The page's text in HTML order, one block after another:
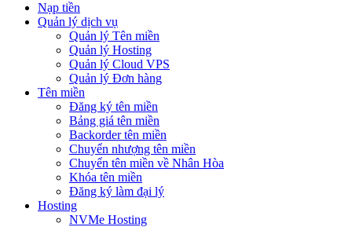
Nạp tiền
Quản lý dịch vụ
Quản lý Tên miền
Quản lý Hosting
Quản lý Cloud VPS
Quản lý Đơn hàng
Tên miền
Đăng ký tên miền
Bảng giá tên miền
Backorder tên miền
Chuyển nhượng tên miền
Chuyển tên miền về Nhân Hòa
Khóa tên miền
Đăng ký làm đại lý
Hosting
NVMe Hosting